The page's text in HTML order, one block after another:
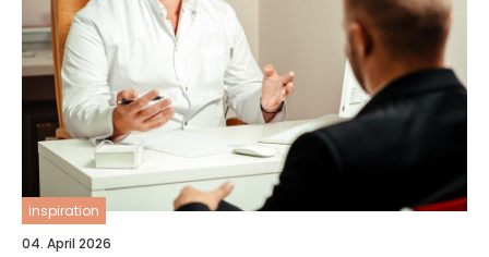
inspiration
04. April 2026